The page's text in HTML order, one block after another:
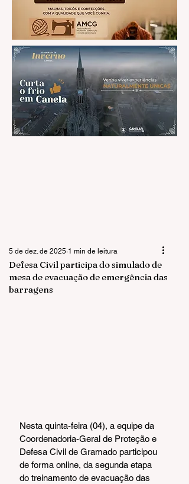
Defesa Civil participa do simulado de
mesa de evacuação de emergência das
barragens
5 de dez. de 2025 1 min de leitura
Nesta quinta-feira (04), a equipe da
Coordenadoria-Geral de Proteção e
Defesa Civil de Gramado participou
de forma online, da segunda etapa
do treinamento de evacuação das